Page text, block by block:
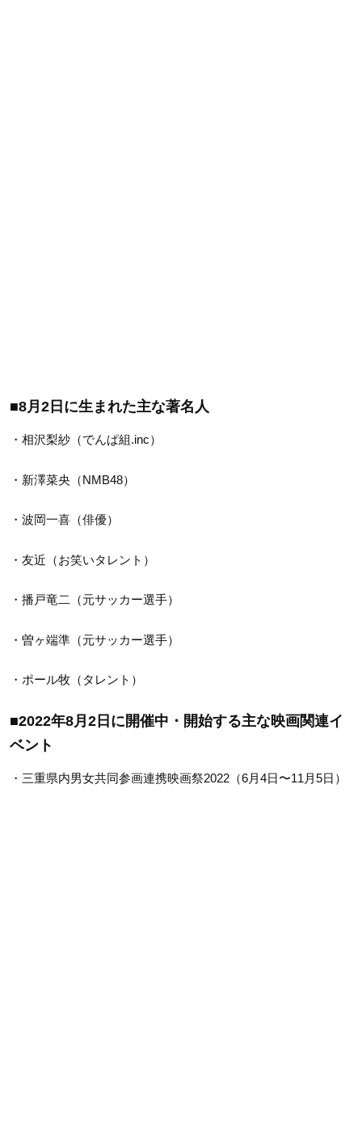
■8月2日に生まれた主な著名人
・相沢梨紗（でんぱ組.inc）
・新澤菜央（NMB48）
・波岡一喜（俳優）
・友近（お笑いタレント）
・播戸竜二（元サッカー選手）
・曽ヶ端準（元サッカー選手）
・ポール牧（タレント）
■2022年8月2 日 に開催中・開始する主な映画関連イ
ベント
・三重県内男女共同参画連携映画祭2022（6月4日〜11月5日）